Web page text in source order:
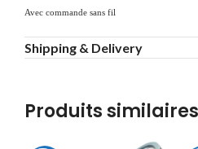
Avec commande sans fil
Shipping & Delivery
Produits similaires